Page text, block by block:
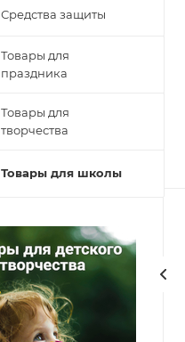
Средства защиты
Товары для
праздника
Товары для
творчества
Товары для школы